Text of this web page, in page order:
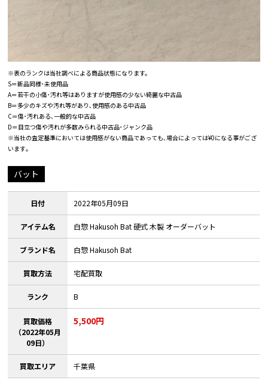
※表のランクは当社調べによる商品状態になります。
S＝新品同様･未使用品
A＝若干の小傷･汚れ等はありますが使用感の少ない綺麗な中古品
B＝多少のキズや汚れ等があり､使用感のある中古品
C＝傷･汚れある､一般的な中古品
D＝目立つ傷や汚れが多数みられる中古品･ジャンク品
※当社の査定基準においては使用感がない商品であっても､場合によっては¥0になる事がござ
います｡
バット
日付 2022年05月09日
アイテム名 白惣 Hakusoh Bat 硬式 木製 オーダーバット
ブランド名 白惣 Hakusoh Bat
買取方法 宅配買取
ランク B
買取価格
（2022年05月
09日）
5,500円
買取エリア 千葉県